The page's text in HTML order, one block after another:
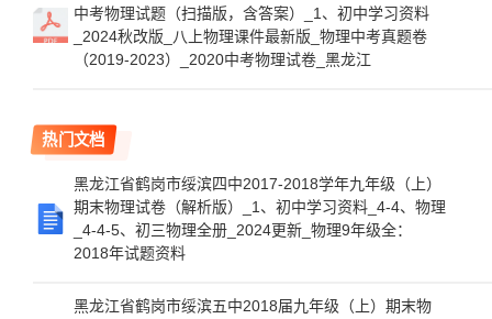
中考物理试题（扫描版，含答案）_1、初中学习资料
_2024秋改版_八上物理课件最新版_物理中考真题卷
（2019-2023）_2020中考物理试卷_黑龙江
热门文档
黑龙江省鹤岗市绥滨四中2017-2018学年九年级（上）
期末物理试卷（解析版）_1、初中学习资料_4-4、物理
_4-4-5、初三物理全册_2024更新_物理9年级全：
2018年试题资料
黑龙江省鹤岗市绥滨五中2018届九年级（上）期末物